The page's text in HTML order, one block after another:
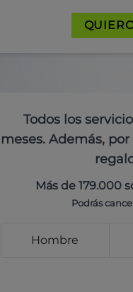
Todos los
meses. Además,
Más de 179.000
Podrás
Hombre